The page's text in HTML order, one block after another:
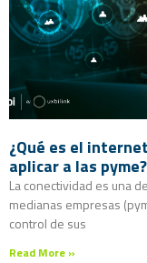
¿Qué es el
aplicar a las pyme?
La conectividad es una
medianas empresas
control de sus
Read More »